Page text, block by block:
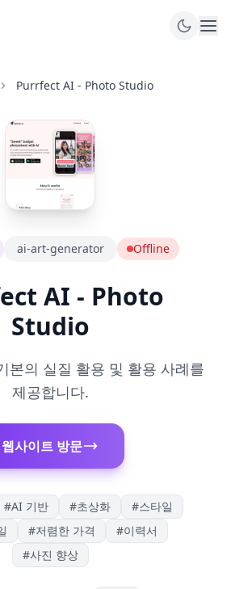
Purrfect AI - Photo Studio
ai-art-generator Offline
AI - Photo
Studio
본의 실질 활용 및 활용 사례를
제공합니다.
웹사이트 방문
#AI 기반 #초상화 #스타일
#저렴한 가격 #이력서
#사진 향상